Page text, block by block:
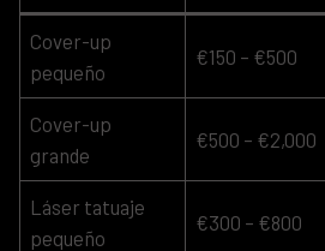
Cover-up
pequeño
€150 – €500
Cover-up
grande
€500 – €2,000
Láser tatuaje
pequeño
€300 – €800